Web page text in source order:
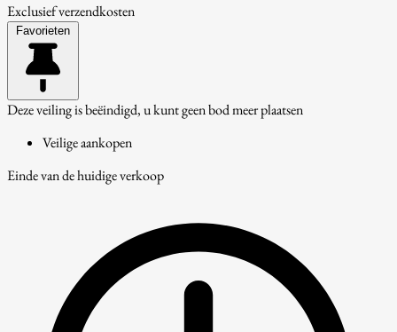
Exclusief verzendkosten
Favorieten
Deze veiling is beëindigd, u kunt geen bod meer plaatsen
Veilige aankopen
Einde van de huidige verkoop